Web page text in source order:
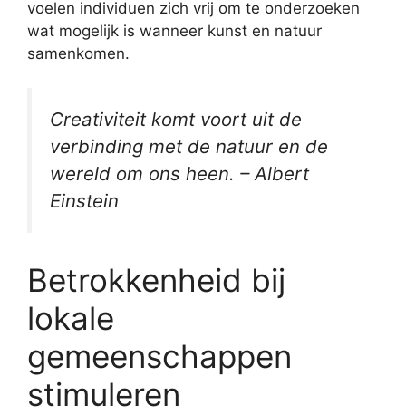
voelen individuen zich vrij om te onderzoeken
wat mogelijk is wanneer kunst en natuur
samenkomen.
Creativiteit komt voort uit de
verbinding met de natuur en de
wereld om ons heen. – Albert
Einstein
Betrokkenheid bij
lokale
gemeenschappen
stimuleren